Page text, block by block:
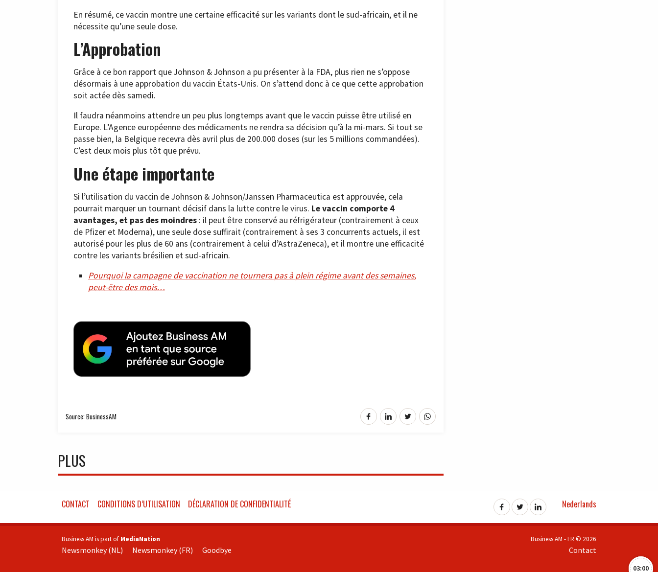
En résumé, ce vaccin montre une certaine efficacité sur les variants dont le sud-africain, et il ne
nécessite qu’une seule dose.
L’Approbation
Grâce à ce bon rapport que Johnson & Johnson a pu présenter à la FDA, plus rien ne s’oppose
désormais à une approbation du vaccin États-Unis. On s’attend donc à ce que cette approbation
soit actée dès samedi.
Il faudra néanmoins attendre un peu plus longtemps avant que le vaccin puisse être utilisé en
Europe. L’Agence européenne des médicaments ne rendra sa décision qu’à la mi-mars. Si tout se
passe bien, la Belgique recevra dès avril plus de 200.000 doses (sur les 5 millions commandées).
C’est deux mois plus tôt que prévu.
Une étape importante
Si l’utilisation du vaccin de Johnson & Johnson/Janssen Pharmaceutica est approuvée, cela
pourrait marquer un tournant décisif dans la lutte contre le virus. Le vaccin comporte 4
avantages, et pas des moindres : il peut être conservé au réfrigérateur (contrairement à ceux
de Pfizer et Moderna), une seule dose suffirait (contrairement à ses 3 concurrents actuels, il est
autorisé pour les plus de 60 ans (contrairement à celui d’AstraZeneca), et il montre une efficacité
contre les variants brésilien et sud-africain.
Pourquoi la campagne de vaccination ne tournera pas à plein régime avant des semaines,
peut-être des mois…
Source: BusinessAM
PLUS
03:00
CONTACT CONDITIONS D’UTILISATION DÉCLARATION DE CONFIDENTIALITÉ Nederlands
Business AM is part of MediaNation
Newsmonkey (NL) Newsmonkey (FR) Goodbye
Business AM - FR © 2026
Contact